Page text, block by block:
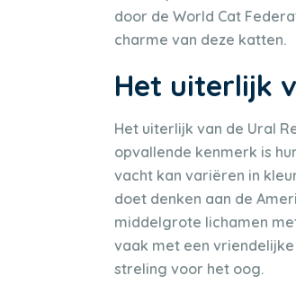
door de World Cat
charme van deze katten.
Het uiterlijk
Het uiterlijk van de Ural
opvallende kenmerk is
vacht kan variëren in
doet denken aan de
middelgrote lichamen
vaak met een
streling voor het oog.